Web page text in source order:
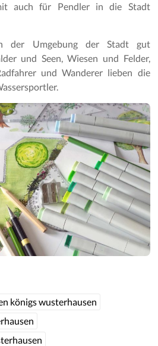
auch für Pendler in die Stadt
der Umgebung der Stadt gut
und Seen, Wiesen und Felder,
und Wanderer lieben die
königs wusterhausen